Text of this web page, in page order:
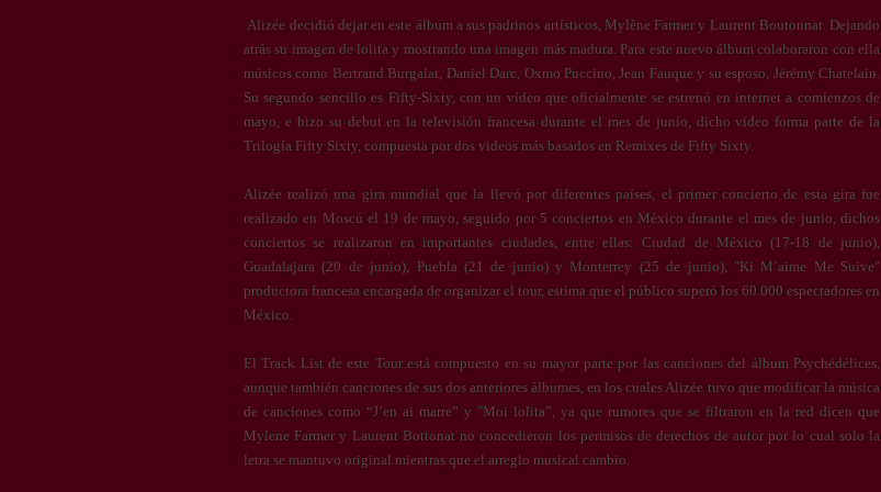
Alizée decidió dejar en este álbum a sus padrinos artísticos, Mylène Farmer y Laurent Boutonnat. Dejando
atrás su imagen de lolita y mostrando una imagen más madura. Para este nuevo álbum colaboraron con ella
músicos como Bertrand Burgalat, Daniel Darc, Oxmo Puccino, Jean Fauque y su esposo, Jérémy Chatelain.
Su segundo sencillo es Fifty-Sixty, con un vídeo que oficialmente se estrenó en internet a comienzos de
mayo, e hizo su debut en la televisión francesa durante el mes de junio, dicho video forma parte de la
Trilogía Fifty Sixty, compuesta por dos videos más basados en Remixes de Fifty Sixty.
Alizée realizó una gira mundial que la llevó por diferentes países, el primer concierto de esta gira fue
realizado en Moscú el 19 de mayo, seguido por 5 conciertos en México durante el mes de junio, dichos
conciertos se realizaron en importantes ciudades, entre ellas: Ciudad de México (17-18 de junio),
Guadalajara (20 de junio), Puebla (21 de junio) y Monterrey (25 de junio), "Ki M´aime Me Suive"
productora francesa encargada de organizar el tour, estima que el público superó los 60.000 espectadores en
México.
El Track List de este Tour está compuesto en su mayor parte por las canciones del álbum Psychédélices,
aunque también canciones de sus dos anteriores álbumes, en los cuales Alizée tuvo que modificar la música
de canciones como “J’en ai marre” y "Moi lolita”, ya que rumores que se filtraron en la red dicen que
Mylene Farmer y Laurent Bottonat no concedieron los permisos de derechos de autor por lo cual solo la
letra se mantuvo original mientras que el arreglo musical cambio.